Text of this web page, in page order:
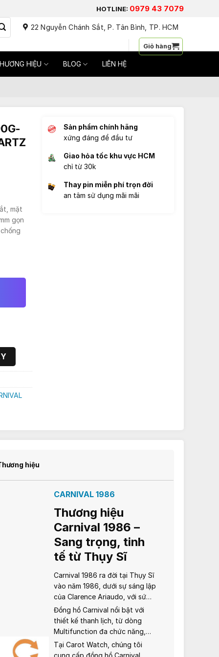
HOTLINE: 0979 43 7079
22 Nguyễn Chánh Sắt, P. Tân Bình, TP. HCM
Giỏ hàng
HIỆU BLOG LIÊN HỆ
mặt
gọn
Sản phẩm chính hãng
xứng đáng để đầu tư
Giao hỏa tốc khu vực HCM
chỉ từ 30k
Thay pin miễn phí trọn đời
an tâm sử dụng mãi mãi
hiệu
CARNIVAL 1986
Thương hiệu
Carnival 1986 –
Sang trọng, tinh
tế từ Thụy Sĩ
Carnival 1986 ra đời tại Thụy Sĩ
vào năm 1986, dưới sự sáng lập
của Clarence Ariaudo, với sứ
mệnh tạo ra những chiếc đồng
hồ sang trọng, bền bỉ và chính
xác. Kết hợp giữa truyền thống
hiện đại, Carnival đã chinh phục
Đồng hồ Carnival nổi bật với
thiết kế thanh lịch, từ dòng
Multifunction đa chức năng,
Tourbillon lộ cơ tinh xảo, đến
Tritium sáng rõ trong bóng tối.
Tại Carot Watch, chúng tôi
cung cấp đồng hồ Carnival